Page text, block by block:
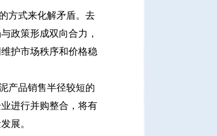
方式来化解矛盾。去
政策形成双向合力，
护市场秩序和价格稳
产品销售半径较短的
进行并购整合，将有
展。